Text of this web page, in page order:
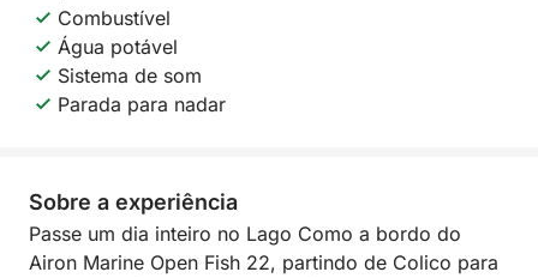
Combustível
Água potável
Sistema de som
Parada para nadar
Sobre a experiência
Passe um dia inteiro no Lago Como a bordo do
Airon Marine Open Fish 22, partindo de Colico para